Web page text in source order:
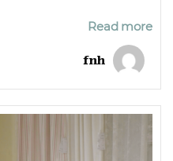
Read more
fnh